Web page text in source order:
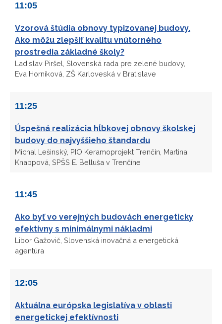
11:05
Vzorová štúdia obnovy typizovanej budovy.
Ako môžu zlepšiť kvalitu vnútorného
prostredia základné školy?
Ladislav Piršel, Slovenská rada pre zelené budovy,
Eva Horníková, ZŠ Karloveská v Bratislave
11:25
Úspešná realizácia hĺbkovej obnovy školskej
budovy do najvyššieho štandardu
Michal Lešinský, PIO Keramoprojekt Trenčín, Martina
Knappová, SPŠS E. Belluša v Trenčíne
11:45
Ako byť vo verejných budovách energeticky
efektívny s minimálnymi nákladmi
Libor Gažovič, Slovenská inovačná a energetická
agentúra
12:05
Aktuálna európska legislatíva v oblasti
energetickej efektívnosti